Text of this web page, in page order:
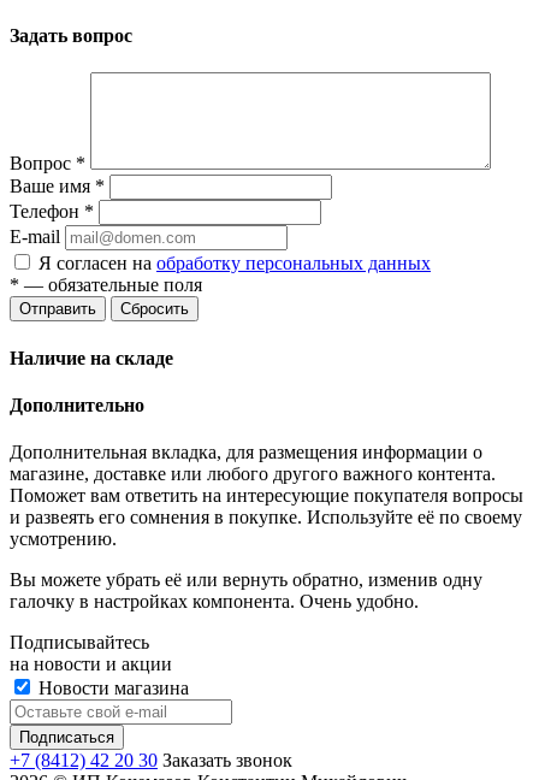
Задать вопрос
Вопрос *
Ваше имя *
Телефон *
E-mail
Я согласен на обработку персональных данных
* — обязательные поля
Отправить Сбросить
Наличие на складе
Дополнительно
Дополнительная вкладка, для размещения информации о
магазине, доставке или любого другого важного контента.
Поможет вам ответить на интересующие покупателя вопросы
и развеять его сомнения в покупке. Используйте её по своему
усмотрению.
Вы можете убрать её или вернуть обратно, изменив одну
галочку в настройках компонента. Очень удобно.
Подписывайтесь
на новости и акции
Новости магазина
+7 (8412) 42 20 30 Заказать звонок